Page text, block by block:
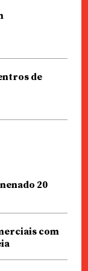
de
20
com